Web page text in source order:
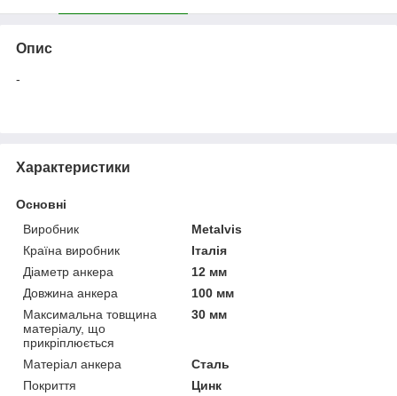
Опис
-
Характеристики
Основні
Виробник
Metalvis
Країна виробник
Італія
Діаметр анкера
12 мм
Довжина анкера
100 мм
Максимальна товщина
матеріалу, що
прикріплюється
30 мм
Матеріал анкера
Сталь
Покриття
Цинк